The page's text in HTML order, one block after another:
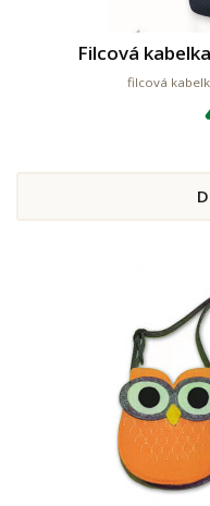
Filcová
filcová